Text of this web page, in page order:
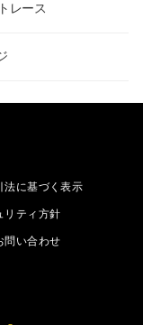
レース
法に基づく表示
リティ方針
問い合わせ